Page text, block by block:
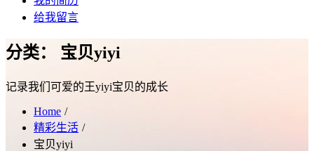
给我留言
分类： 宝贝yiyi
记录我们可爱的王yiyi宝贝的成长
Home
精彩生活
宝贝yiyi